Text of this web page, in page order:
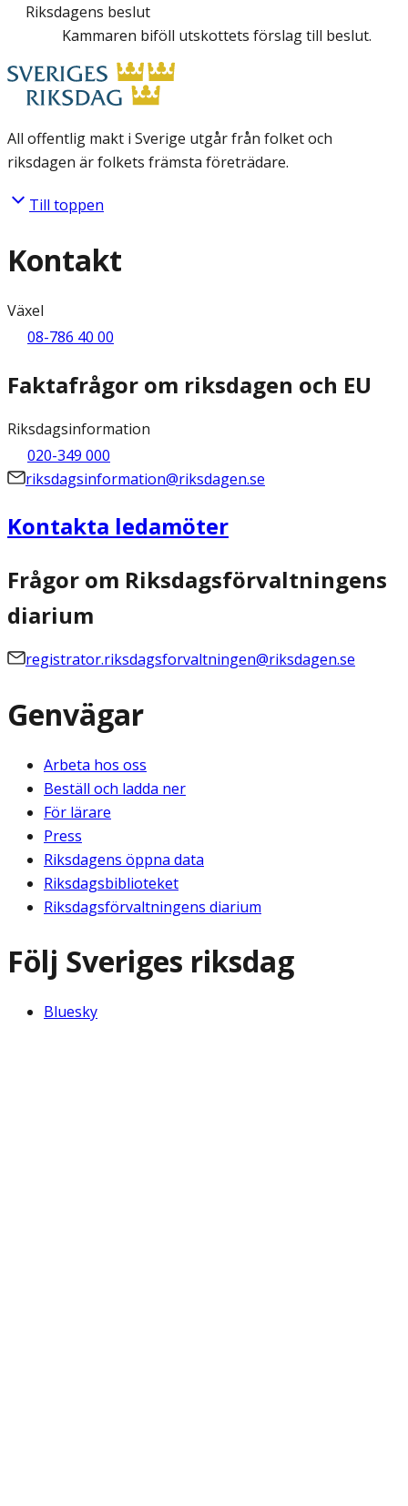
Riksdagens beslut
Kammaren biföll utskottets förslag till beslut.
All offentlig makt i Sverige utgår från folket och
riksdagen är folkets främsta företrädare.
Till toppen
Kontakt
Växel
08-786 40 00
Faktafrågor om riksdagen och EU
Riksdagsinformation
020-349 000
riksdagsinformation@riksdagen.se
Kontakta ledamöter
Frågor om Riksdagsförvaltningens
diarium
registrator.riksdagsforvaltningen@riksdagen.se
Genvägar
Arbeta hos oss
Beställ och ladda ner
För lärare
Press
Riksdagens öppna data
Riksdagsbiblioteket
Riksdagsförvaltningens diarium
Följ Sveriges riksdag
Bluesky